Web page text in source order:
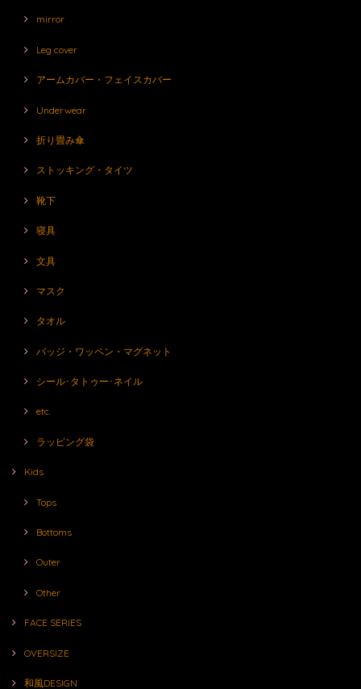
mirror
Leg cover
アームカバー・フェイスカバー
Underwear
折り畳み傘
ストッキング・タイツ
靴下
寝具
文具
マスク
タオル
バッジ・ワッペン・マグネット
シール･タトゥー･ネイル
etc.
ラッピング袋
Kids
Tops
Bottoms
Outer
Other
FACE SERIES
OVERSIZE
和風DESIGN